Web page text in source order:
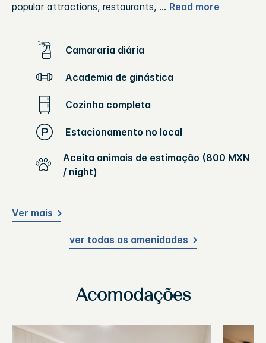
popular attractions, restaurants, ... Read more
Camararia diária
Academia de ginástica
Cozinha completa
Estacionamento no local
Aceita animais de estimação (800 MXN
/ night)
Ver mais
ver todas as amenidades
Acomodações